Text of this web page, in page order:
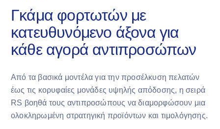
Γκάμα φορτωτών με
κατευθυνόμενο άξονα για
κάθε αγορά αντιπροσώπων
Από τα βασικά μοντέλα για την προσέλκυση πελατών
έως τις κορυφαίες μονάδες υψηλής απόδοσης, η σειρά
RS βοηθά τους αντιπροσώπους να διαμορφώσουν μια
ολοκληρωμένη στρατηγική προϊόντων και τιμολόγησης.